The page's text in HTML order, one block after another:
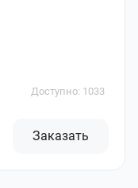
Доступно: 1033
Заказать